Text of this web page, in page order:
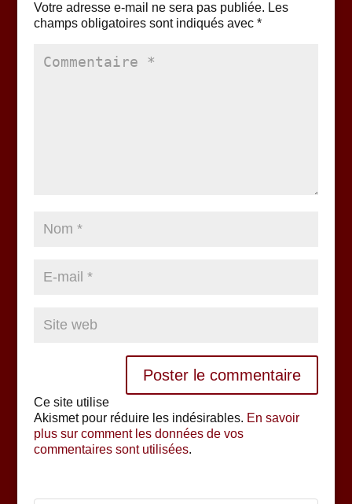
Votre adresse e-mail ne sera pas publiée. Les
champs obligatoires sont indiqués avec *
Ce site utilise
Akismet pour réduire les indésirables. En savoir
plus sur comment les données de vos
commentaires sont utilisées.